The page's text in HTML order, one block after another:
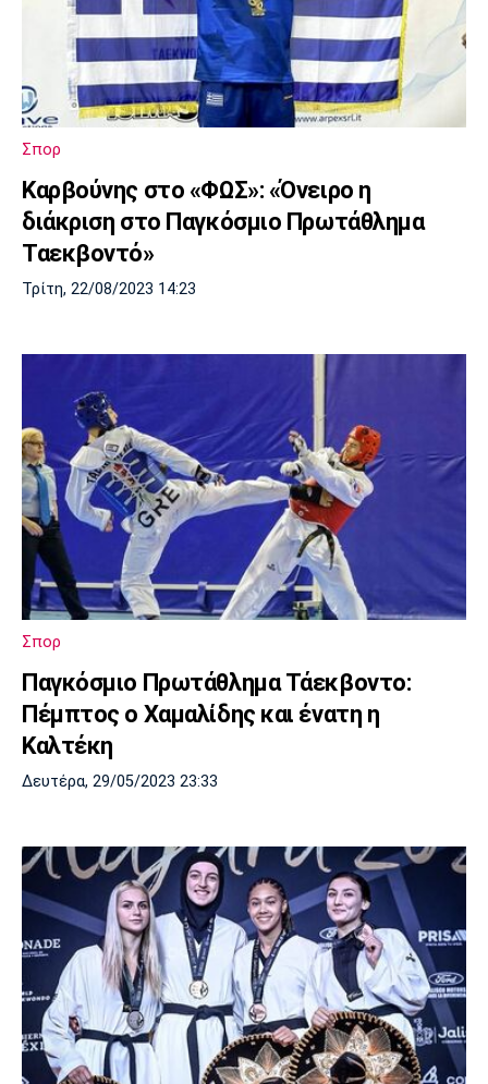
Μονακό
Ερυθρός
Αστέρας
Τότεναμ
Σπορ
Καρβούνης στο «ΦΩΣ»: «Όνειρο η
διάκριση στο Παγκόσμιο Πρωτάθλημα
Ταεκβοντό»
Τρίτη, 22/08/2023 14:23
Σπορ
Παγκόσμιο Πρωτάθλημα Τάεκβοντο:
Πέμπτος ο Χαμαλίδης και ένατη η
Καλτέκη
Δευτέρα, 29/05/2023 23:33